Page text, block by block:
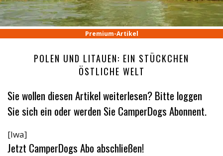
Premium-Artikel
POLEN UND LITAUEN: EIN STÜCKCHEN
ÖSTLICHE WELT
Sie wollen diesen Artikel weiterlesen? Bitte loggen
Sie sich ein oder werden Sie CamperDogs Abonnent.
[lwa]
Jetzt CamperDogs Abo abschließen!